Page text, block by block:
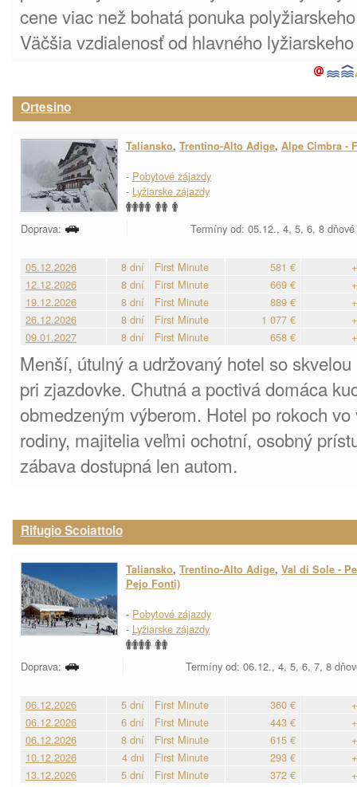
cene viac než bohatá ponuka
Väčšia vzdialenosť od hlavného
Ortesino
Taliansko, Trentino-Alto Adige, Alpe Cimbra -
- Pobytové zájazdy
- Lyžiarske zájazdy
Doprava: Termíny od: 05.12., 4, 5, 6, 8 dňové
05.12.2026 8 dní First Minute 581 €
12.12.2026
8 dní First Minute 669 €
19.12.2026
8 dní First Minute 889 €
26.12.2026
8 dní First Minute 1 077 €
09.01.2027
8 dní First Minute 658 €
Menší, útulný a udržovaný hotel so
pri zjazdovke. Chutná a poctivá domáca
obmedzeným výberom. Hotel po rokoch
rodiny, majitelia veľmi ochotní, osobný
zábava dostupná len autom.
Rifugio Scoiattolo
Taliansko, Trentino-Alto Adige, Val di Sole -
Pejo Fonti)
- Pobytové zájazdy
- Lyžiarske zájazdy
Doprava: Termíny od: 06.12., 4, 5, 6, 7, 8
06.12.2026 5 dní First Minute 360 €
06.12.2026
6 dní First Minute 443 €
06.12.2026
8 dní First Minute 615 €
10.12.2026
4 dni First Minute 293 €
13.12.2026
5 dní First Minute 372 €